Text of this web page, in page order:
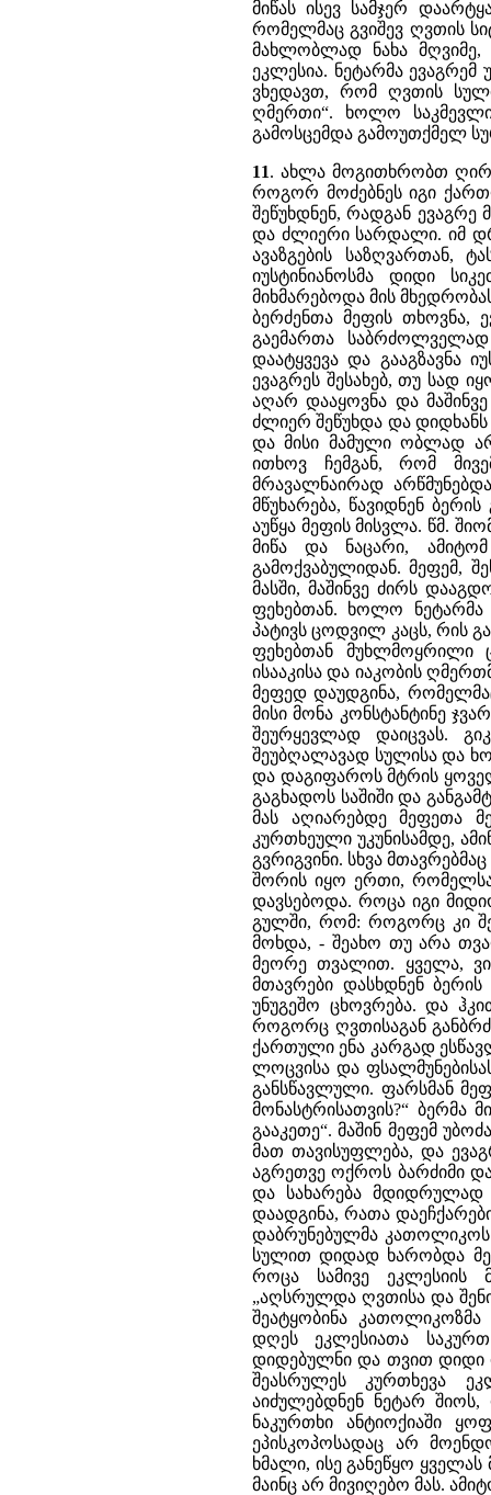
მიწას ისევ სამჯერ
რომელმაც გვიშევ ღვთის
მახლობლად ნახა
ეკლესია. ნეტარმა ევაგრემ
ვხედავთ, რომ ღვთის
ღმერთი“. ხოლო
გამოსცემდა გამოუთქმელ
11. ახლა მოგითხრობთ
როგორ მოძებნეს იგი
შეწუხდნენ, რადგან
და ძლიერი სარდალი. იმ
ავაზგების საზღვართან,
იუსტინიანოსმა დიდი
მიხმარებოდა მის
ბერძენთა მეფის თხოვნა,
გაემართა
დაატყვევა და გააგზავნა
ევაგრეს შესახებ, თუ სად
აღარ დააყოვნა და
ძლიერ შეწუხდა და
და მისი მამული ობლად
ითხოვ ჩემგან, რომ
მრავალნაირად
მწუხარება, წავიდნენ
აუწყა მეფის მისვლა. წმ.
მიწა და ნაცარი,
გამოქვაბულიდან. მეფემ,
მასში, მაშინვე ძირს
ფეხებთან. ხოლო ნეტარმა
პატივს ცოდვილ კაცს, რის
ფეხებთან მუხლმოყრილი
ისააკისა და იაკობის
მეფედ დაუდგინა,
მისი მონა კონსტანტინე
შეურყევლად დაიცვას.
შეუბღალავად სულისა და
და დაგიფაროს მტრის
გაგხადოს საშიში და
მას აღიარებდე მეფეთა
კურთხეული უკუნისამდე,
გვრიგვინი. სხვა
შორის იყო ერთი,
დავსებოდა. როცა იგი
გულში, რომ: როგორც კი
მოხდა, - შეახო თუ არა
მეორე თვალით. ყველა,
მთავრები დასხდნენ
უნუგეშო ცხოვრება. და
როგორც ღვთისაგან
ქართული ენა კარგად
ლოცვისა და
განსწავლული. ფარსმან
მონასტრისათვის?“ ბერმა
გააკეთე“. მაშინ მეფემ
მათ თავისუფლება, და
აგრეთვე ოქროს ბარძიმი
და სახარება მდიდრულად
დაადგინა, რათა
დაბრუნებულმა კათოლიკოს
სულით დიდად ხარობდა
როცა სამივე ეკლესიის
„აღსრულდა ღვთისა და
შეატყობინა
დღეს ეკლესიათა
დიდებულნი და თვით დიდი
შეასრულეს კურთხევა
აიძულებდნენ ნეტარ
ნაკურთხი ანტიოქიაში
ეპისკოპოსადაც არ
ხმალი, ისე განეწყო
მაინც არ მივიღებო მას.